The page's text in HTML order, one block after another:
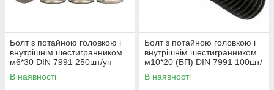
Болт з потайною головкою і
внутрішнім шестигранником
м6*30 DIN 7991 250шт/уп
В наявності
Болт з потайною головкою і
внутрішнім шестигранником
м10*20 (БП) DIN 7991 100шт/
уп
В наявності